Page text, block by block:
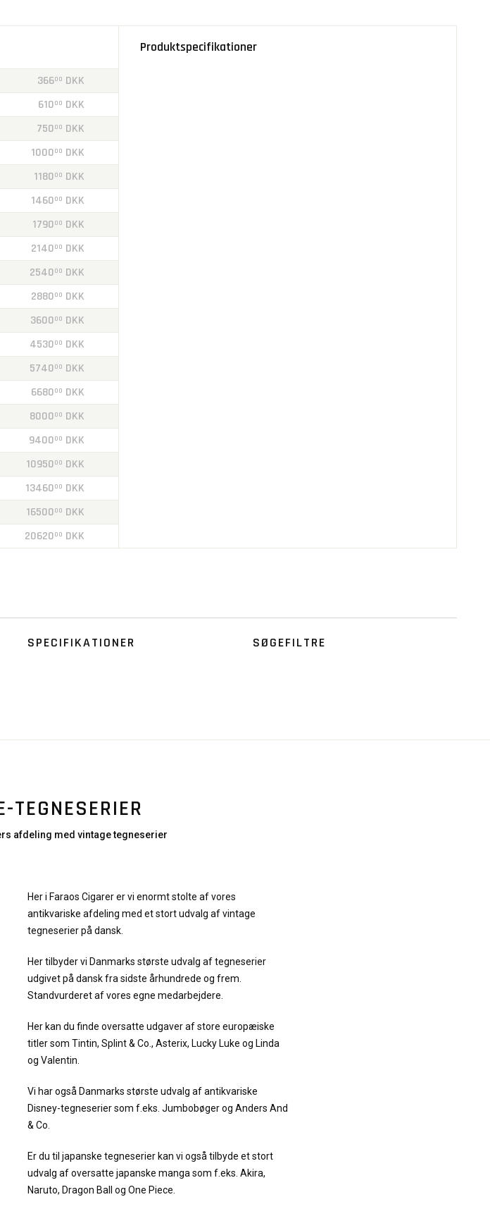
36600 DKK
61000 DKK
75000 DKK
100000 DKK
118000 DKK
146000 DKK
179000 DKK
214000 DKK
254000 DKK
288000 DKK
360000 DKK
453000 DKK
574000 DKK
668000 DKK
800000 DKK
940000 DKK
1095000 DKK
1346000 DKK
1650000 DKK
2062000 DKK
Produktspecifikationer
SPECIFIKATIONER SØGEFILTRE
TEGNESERIER
afdeling med vintage tegneserier
Her i Faraos Cigarer er vi enormt stolte af vores
antikvariske afdeling med et stort udvalg af vintage
tegneserier på dansk.
Her tilbyder vi Danmarks største udvalg af tegneserier
udgivet på dansk fra sidste århundrede og frem.
Standvurderet af vores egne medarbejdere.
Her kan du finde oversatte udgaver af store europæiske
titler som Tintin, Splint & Co., Asterix, Lucky Luke og Linda
og Valentin.
Vi har også Danmarks største udvalg af antikvariske
Disney-tegneserier som f.eks. Jumbobøger og Anders And
& Co.
Er du til japanske tegneserier kan vi også tilbyde et stort
udvalg af oversatte japanske manga som f.eks. Akira,
Naruto, Dragon Ball og One Piece.